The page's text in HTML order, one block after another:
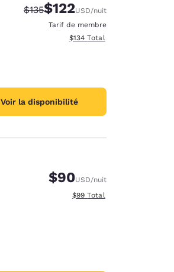
Tarif barré :
$135Tarif réduit :
$122USD/nuit
Tarif de membre
Afficher les détails totaux
$134 Total
Voir la disponibilité
$90USD/nuit
Afficher les détails totaux
$99 Total